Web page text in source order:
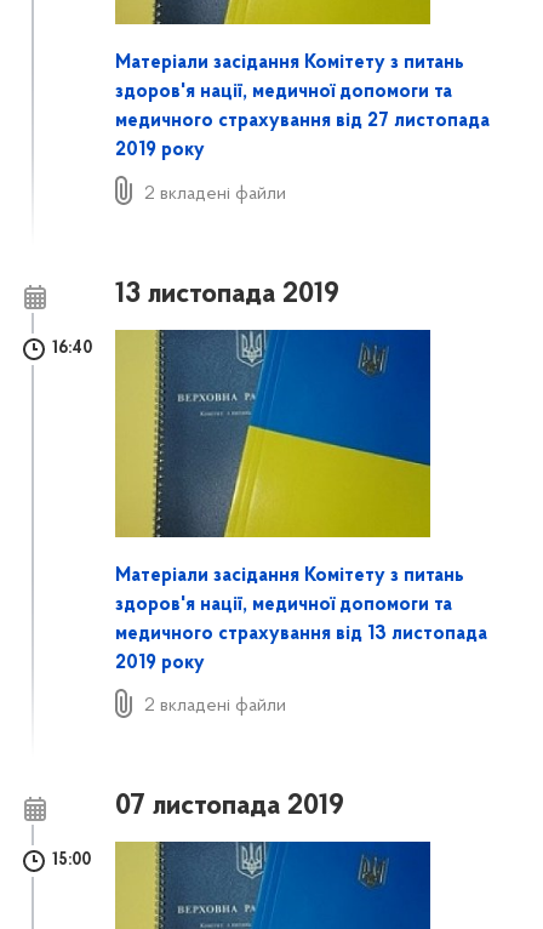
Матеріали засідання Комітету з питань
здоров'я нації, медичної допомоги та
медичного страхування від 27 листопада
2019 року
2 вкладені файли
13 листопада 2019
16:40
Матеріали засідання Комітету з питань
здоров'я нації, медичної допомоги та
медичного страхування від 13 листопада
2019 року
2 вкладені файли
07 листопада 2019
15:00